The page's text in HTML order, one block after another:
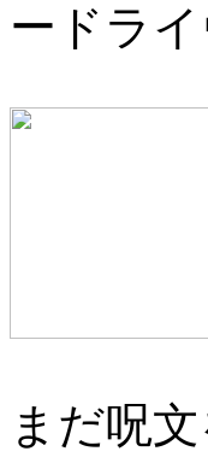
ードラ
まだ呪